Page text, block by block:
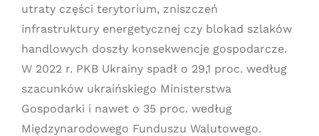
utraty części terytorium, zniszczeń
infrastruktury energetycznej czy blokad szlaków
handlowych doszły konsekwencje gospodarcze.
W 2022 r. PKB Ukrainy spadł o 29,1 proc. według
szacunków ukraińskiego Ministerstwa
Gospodarki i nawet o 35 proc. według
Międzynarodowego Funduszu Walutowego.